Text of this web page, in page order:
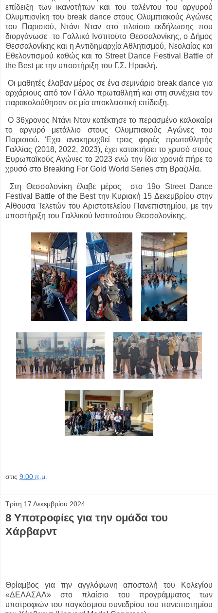
επίδειξη των ικανοτήτων και του ταλέντου του αργυρού
Ολυμπιονίκη του break dance στους Ολυμπιακούς Αγώνες
του Παρισιού, Ντάνι Νταν στο πλαίσιο εκδήλωσης που
διοργάνωσε το Γαλλικό Ινστιτούτο Θεσσαλονίκης, ο Δήμος
Θεσσαλονίκης και η Αντιδημαρχία Αθλητισμού, Νεολαίας και
Εθελοντισμού καθώς και το Street Dance Festival Battle of
the Best με την υποστήριξη του Γ.Σ. Ηρακλή.
Οι μαθητές έλαβαν μέρος σε ένα σεμινάριο break dance για
αρχάριους από τον Γάλλο πρωταθλητή και στη συνέχεια τον
παρακολούθησαν σε μία αποκλειστική επίδειξη.
Ο 36χρονος Ντάνι Νταν κατέκτησε το περασμένο καλοκαίρι
το αργυρό μετάλλιο στους Ολυμπιακούς Αγώνες του
Παρισιού. Έχει ανακηρυχθεί τρεις φορές πρωταθλητής
Γαλλίας (2018, 2022, 2023), έχει κατακτήσει το χρυσό στους
Ευρωπαϊκούς Αγώνες το 2023 ενώ την ίδια χρονιά πήρε το
χρυσό στο Breaking For Gold World Series στη Βραζιλία.
Στη Θεσσαλονίκη έλαβε μέρος στο 19ο Street Dance
Festival Battle of the Best την Κυριακή 15 Δεκεμβρίου στην
Αίθουσα Τελετών του Αριστοτελείου Πανεπιστημίου, με την
υποστήριξη του Γαλλικού Ινστιτούτου Θεσσαλονίκης.
στις 9:00 π.μ.
Τρίτη 17 Δεκεμβρίου 2024
8 Υποτροφίες για την ομάδα του
Χάρβαρντ
Θρίαμβος για την αγγλόφωνη αποστολή του Κολεγίου
«ΔΕΛΑΣΑΛ» στο πλαίσιο του προγράμματος των
υποτροφιών του παγκόσμιου συνεδρίου του πανεπιστημίου